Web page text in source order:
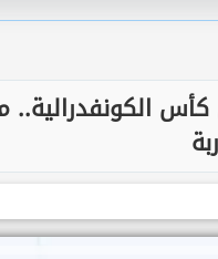
الكونفدرالية..